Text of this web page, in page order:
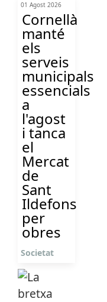
01 Agost 2026
Cornellà
manté
els
serveis
municipals
essencials
a
l'agost
i tanca
el
Mercat
de
Sant
Ildefons
per
obres
Societat